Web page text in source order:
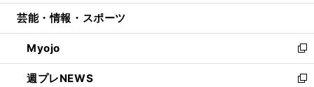
開
ウ
開
く
ン
ウ
で
開
く
ウ
ン
ド
ウ
で
し
ウ
ィ
ン
ド
芸能・情報・スポーツ
Myojo
新
し
い
週プレNEWS
新